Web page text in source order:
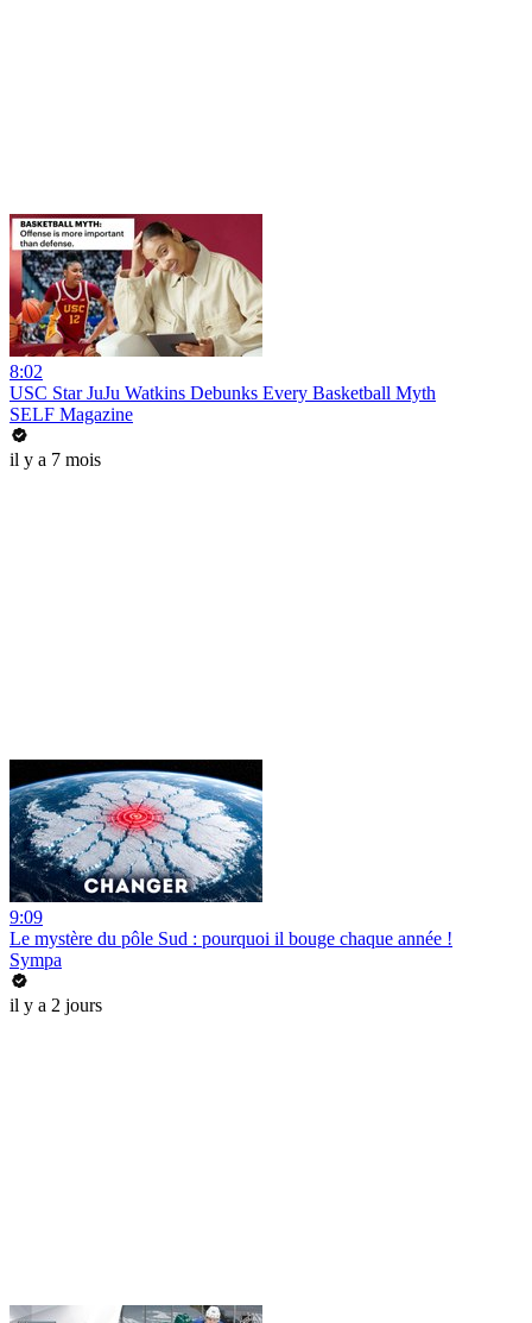
8:02
USC Star JuJu Watkins Debunks Every Basketball Myth
SELF Magazine
il y a 7 mois
9:09
Le mystère du pôle Sud : pourquoi il bouge chaque année !
Sympa
il y a 2 jours